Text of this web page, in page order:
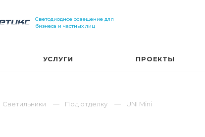
Светодиодное освещение для
бизнеса и частных лиц
УСЛУГИ ПРОЕКТЫ
Светильники Под отделку UNI Mini